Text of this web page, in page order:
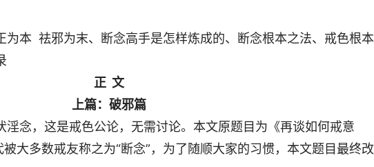
为本 祛邪为末、断念高手是怎样炼成的、断念根本之法、戒色根本
正 文
上篇：破邪篇
淫念，这是戒色公论，无需讨论。本文原题目为《再谈如何戒意
大多数戒友称之为“断念”，为了随顺大家的习惯，本文题目最终改